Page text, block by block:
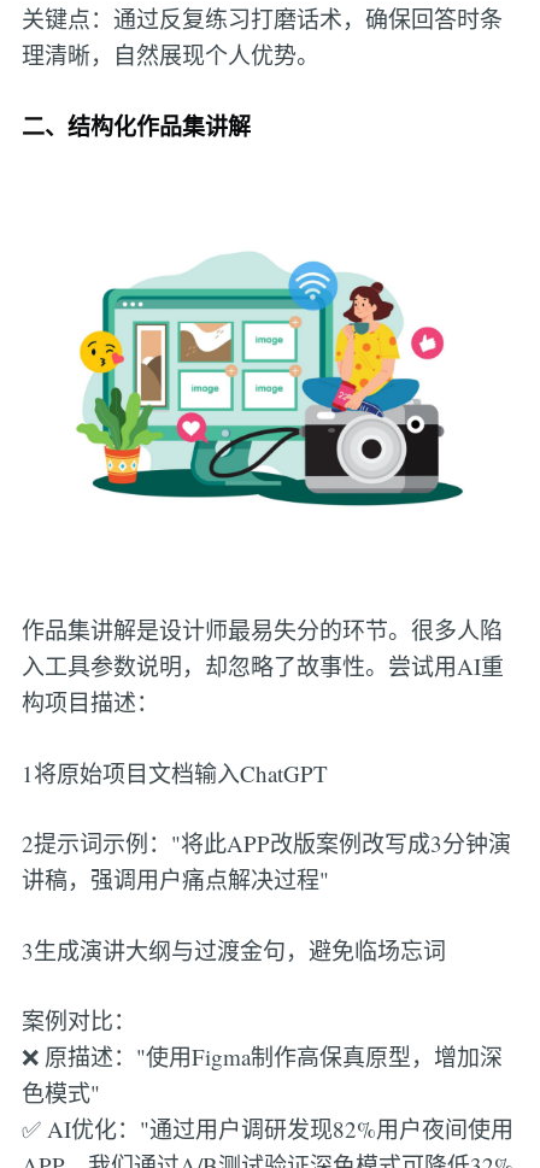
关键点：通过反复练习打磨话术，确保回答时条
理清晰，自然展现个人优势。
二、结构化作品集讲解
作品集讲解是设计师最易失分的环节。很多人陷
入工具参数说明，却忽略了故事性。尝试用AI重
构项目描述：
1将原始项目文档输入ChatGPT
2提示词示例："将此APP改版案例改写成3分钟演
讲稿，强调用户痛点解决过程"
3生成演讲大纲与过渡金句，避免临场忘词
案例对比：
❌ 原描述："使用Figma制作高保真原型，增加深
色模式"
✅ AI优化："通过用户调研发现82%用户夜间使用